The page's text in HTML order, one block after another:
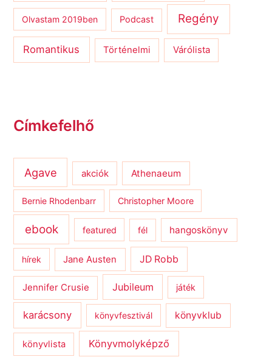
Olvastam 2019ben Podcast Regény
Romantikus Történelmi Várólista
Címkefelhő
Agave akciók Athenaeum
Bernie Rhodenbarr Christopher Moore
ebook featured fél hangoskönyv
hírek Jane Austen JD Robb
Jennifer Crusie Jubileum játék
karácsony könyvfesztivál könyvklub
könyvlista Könyvmolyképző